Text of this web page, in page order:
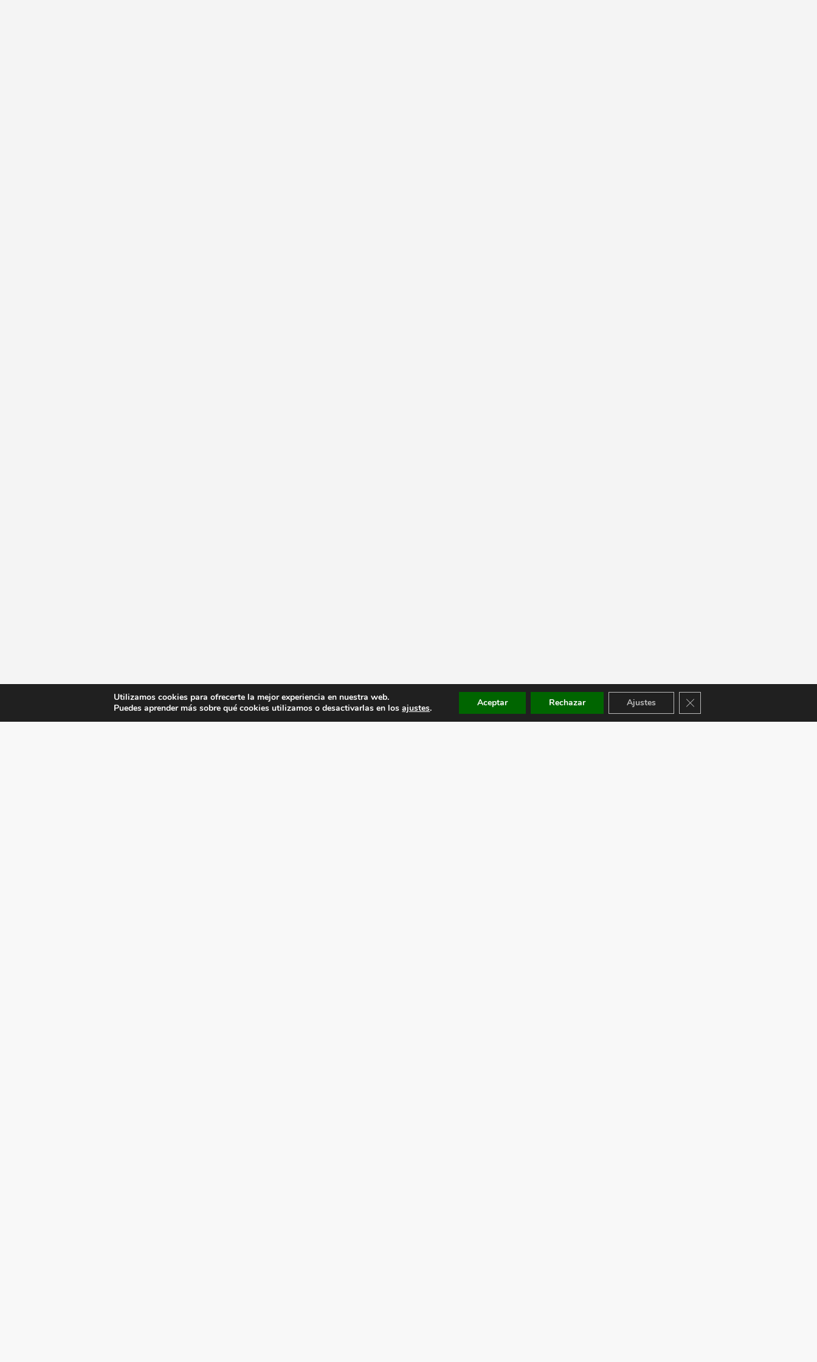
Utilizamos cookies para ofrecerte la mejor experiencia en nuestra web.
Puedes aprender más sobre qué cookies utilizamos o desactivarlas en losajustes. Aceptar Rechazar Ajustes Cerrar el banner de cookies RGPD